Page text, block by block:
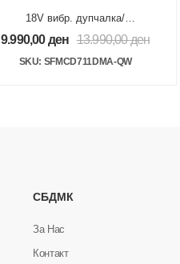
18V вибр. дупчалка/
одвртувач
1x2Ah+1x4Ah+прибор V20
9.990,00ден 13.990,00ден
SKU: SFMCD711DMA-QW
СБДМК
За Нас
Контакт